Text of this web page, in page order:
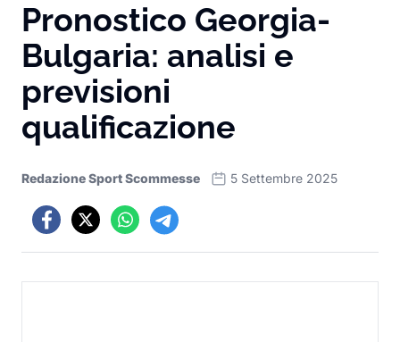
Pronostico Georgia-
Bulgaria: analisi e
previsioni
qualificazione
Redazione Sport Scommesse 5 Settembre 2025